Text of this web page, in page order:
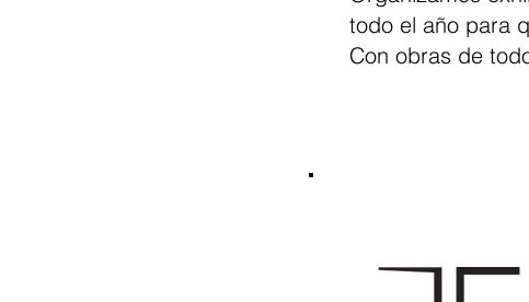
todo el año para
Con obras de